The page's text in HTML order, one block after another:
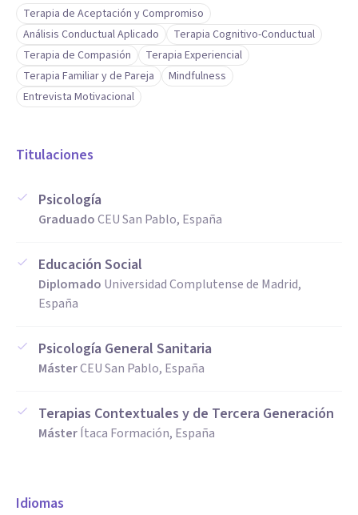
Terapia de Aceptación y Compromiso
Análisis Conductual Aplicado
Terapia Cognitivo-Conductual
Terapia de Compasión
Terapia Experiencial
Terapia Familiar y de Pareja
Mindfulness
Entrevista Motivacional
Titulaciones
Psicología
GraduadoCEU San Pablo, España
Educación Social
Diplomado Universidad Complutense de Madrid,
España
Psicología General Sanitaria
MásterCEU San Pablo, España
Terapias Contextuales y de Tercera Generación
MásterÍtaca Formación, España
Idiomas